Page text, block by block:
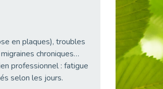
en plaques), troubles
chroniques…
professionnel : fatigue
selon les jours.